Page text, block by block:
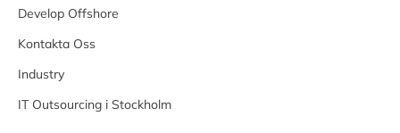
Develop Offshore
Kontakta Oss
Industry
IT Outsourcing i Stockholm